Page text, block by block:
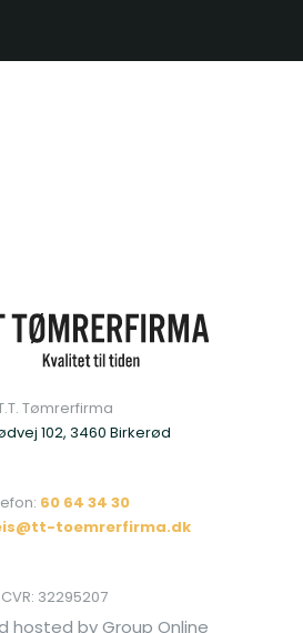
Tømrerfirma​
102, 3460 Birkerød
60 64 34 30
toemrerfirma.dk
CVR: ​32295207
hosted by Group Online